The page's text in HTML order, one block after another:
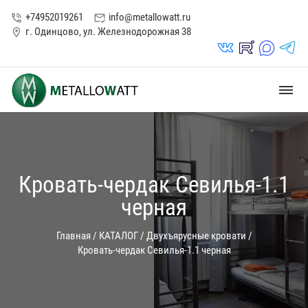
phone_in_talk +74952019261 mark_email_read info@metallowatt.ru
location_on г. Одинцово, ул. Железнодорожная 38
vk_in rutube_in max_s telegrams_in
dehaze
Кровать-чердак Севилья-1.1
черная
Главная / КАТАЛОГ/ Двухъярусные кровати /
Кровать-чердак Севилья-1.1 черная